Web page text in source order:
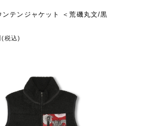
ンテンジャケット ＜荒磯丸文/黒
(税込)